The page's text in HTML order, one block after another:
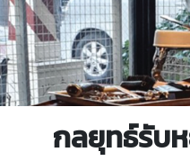
กลยุทธ์รับ